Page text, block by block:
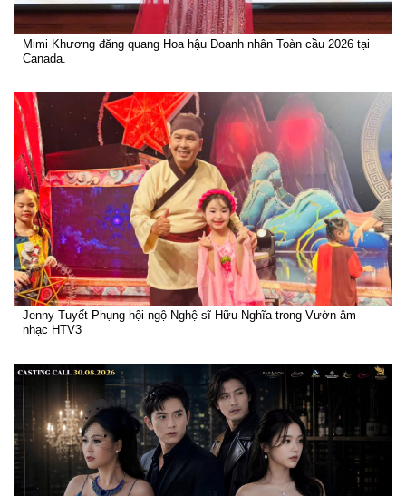
Mimi Khương đăng quang Hoa hậu Doanh nhân Toàn cầu 2026 tại
Canada.
Jenny Tuyết Phụng hội ngộ Nghệ sĩ Hữu Nghĩa trong Vườn âm
nhạc HTV3